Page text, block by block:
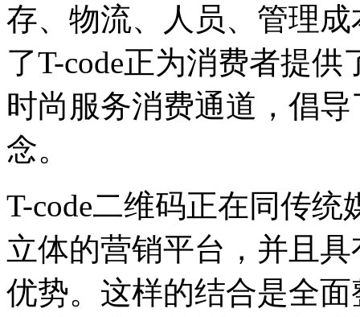
存、物流、人员、管理
了T-code正为消费者提
时尚服务消费通道，倡
念。
T-code二维码正在同传
立体的营销平台，并且
优势。这样的结合是全